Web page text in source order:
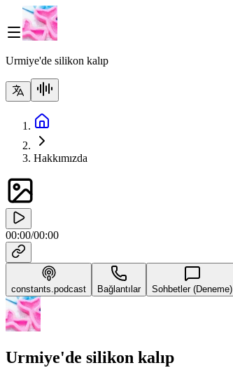
Urmiye'de silikon kalıp
Hakkımızda
00:00/00:00
constants.podcast Bağlantılar Sohbetler (Deneme)
Urmiye'de silikon kalıp